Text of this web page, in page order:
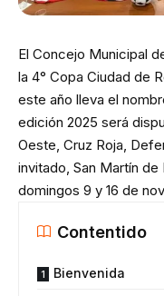
El Concejo Municipal
la 4° Copa Ciudad de
este año lleva el
edición 2025 será
Oeste, Cruz Roja,
invitado, San Martín
domingos 9 y 16 de
Contentido
Bienvenida